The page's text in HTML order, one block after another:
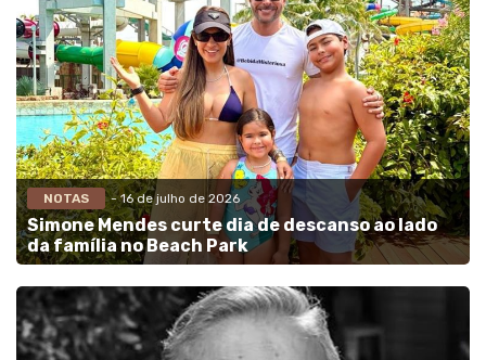
NOTAS - 16 de julho de 2026
Simone Mendes curte dia de descanso ao lado
da família no Beach Park